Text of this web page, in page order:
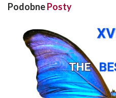
PodobnePosty